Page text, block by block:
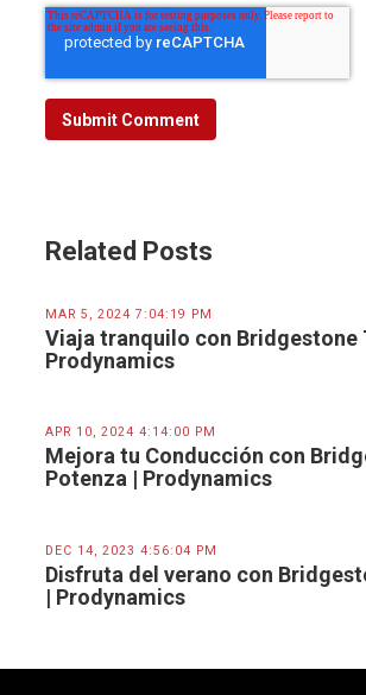
Related Posts
MAR 5, 2024 7:04:19 PM
Viaja tranquilo con Bridgestone
Prodynamics
APR 10, 2024 4:14:00 PM
Mejora tu Conducción con
Potenza | Prodynamics
DEC 14, 2023 4:56:04 PM
Disfruta del verano con
| Prodynamics